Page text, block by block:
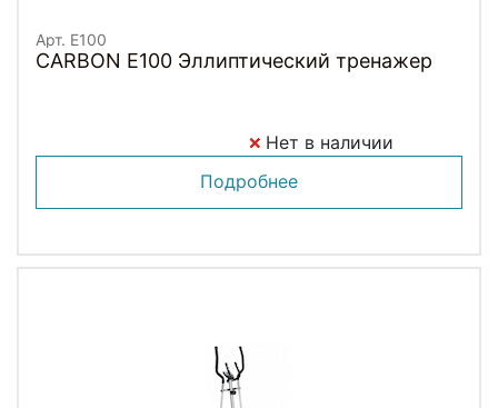
Арт. E100
CARBON E100 Эллиптический тренажер
Нет в наличии
Подробнее